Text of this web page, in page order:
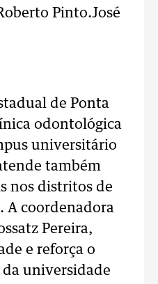
Pinto.José
de Ponta
odontológica
universitário
também
nos distritos de
A coordenadora
Pereira,
e reforça o
universidade